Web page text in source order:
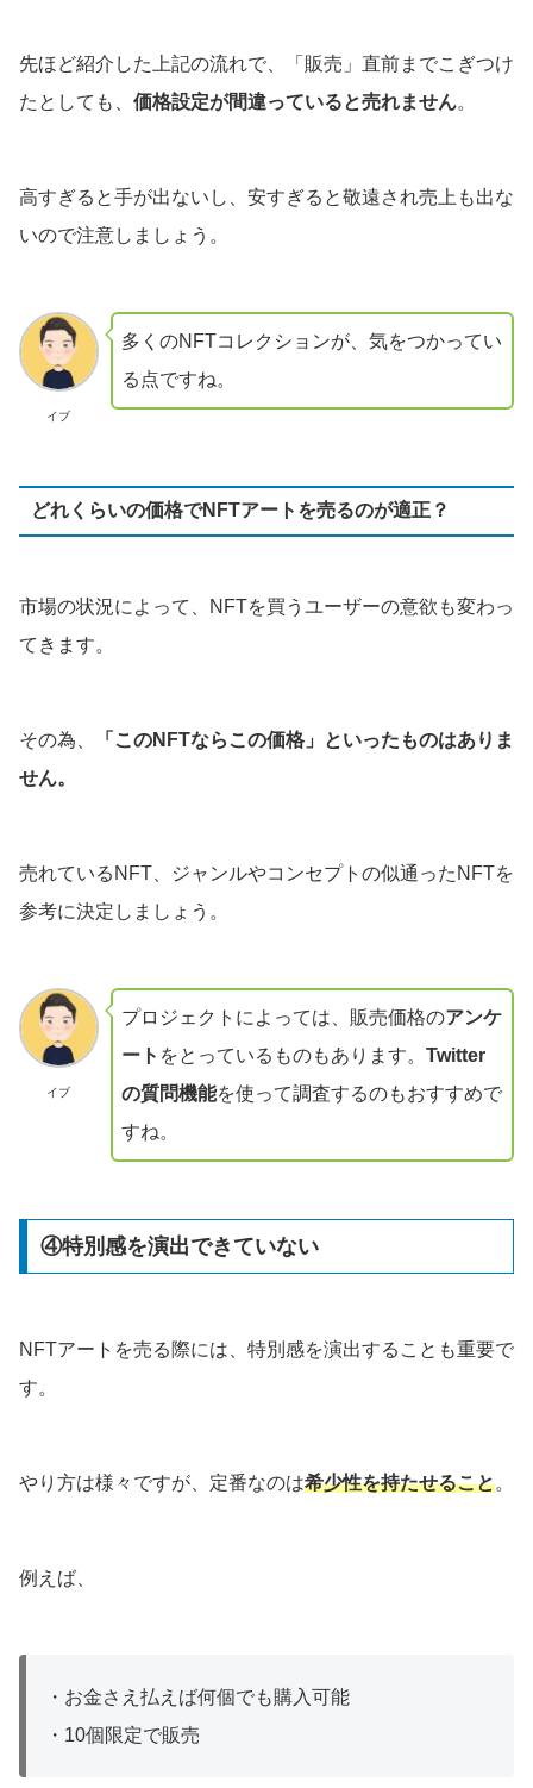
先ほど紹介した上記の流れで、「販売」直前までこぎつけ
たとしても、 価格設定が間違っていると売れません。
高すぎると手が出ないし、安すぎると敬遠され売上も出な
いので注意しましょう。
イブ
多くのNFTコレクションが、気をつかってい
る点ですね。
どれくらいの価格でNFTアートを売るのが適正？
市場の状況によって、NFTを買うユーザーの意欲も変わっ
てきます。
その為、
「このNFTならこの価格」といったものはありま
せん。
売れているNFT、ジャンルやコンセプトの似通ったNFTを
参考に決定しましょう。
イブ
プロジェクトによっては、販売価格のアンケ
ート をとっているものもあります。 Twitter
の質問機能を使って調査するのもおすすめで
すね。
④特別感を演出できていない
NFTアートを売る際には、特別感を演出することも重要で
す。
やり方は様々ですが、定番なのは希少性を持たせること。
例えば、
・お金さえ払えば何個でも購入可能
・10個限定で販売